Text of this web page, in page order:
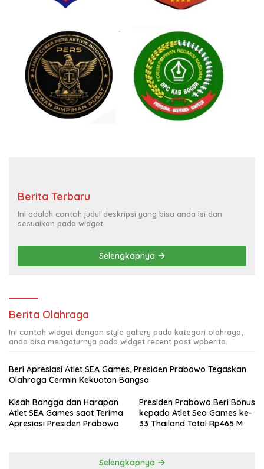
Berita Terbaru
Ini adalah contoh judul deskripsi yang bisa anda isi dan
sesuaikan pada widget
Selengkapnya
Berita Olahraga
Ini contoh widget dengan style gallery pada kategori olahraga,
anda bisa mengaturnya pada widget recent post wpberita.
Beri Apresiasi Atlet SEA Games, Presiden Prabowo Tegaskan
Olahraga Cermin Kekuatan Bangsa
Kisah Bangga dan Harapan
Atlet SEA Games saat Terima
Apresiasi Presiden Prabowo
Presiden Prabowo Beri Bonus
kepada Atlet Sea Games ke-
33 Thailand Total Rp465 M
Selengkapnya